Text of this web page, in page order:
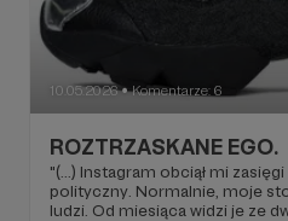
10.05.2026 ● Komentarze: 6
ROZTRZASKANE EGO.
"(...) Instagram obciął mi
polityczny. Normalnie, moje
ludzi. Od miesiąca widzi je ze